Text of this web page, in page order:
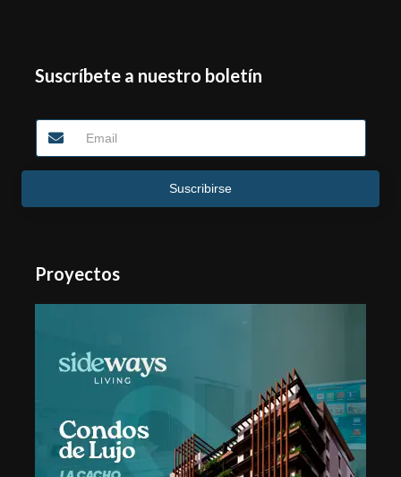
Suscríbete a nuestro boletín
Suscribirse
Proyectos